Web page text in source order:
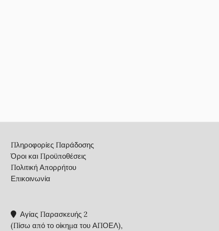
Πληροφορίες Παράδοσης
Όροι και Προϋποθέσεις
Πολιτική Απορρήτου
Επικοινωνία
Αγίας Παρασκευής 2
(Πίσω από το οίκημα του ΑΠΟΕΛ),